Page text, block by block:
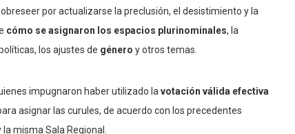
por actualizarse la preclusión, el desistimiento y la
cómo se asignaron los espacios plurinominales, la
los ajustes de género y otros temas.
impugnaron haber utilizado la votación válida efectiva
asignar las curules, de acuerdo con los precedentes
misma Sala Regional.